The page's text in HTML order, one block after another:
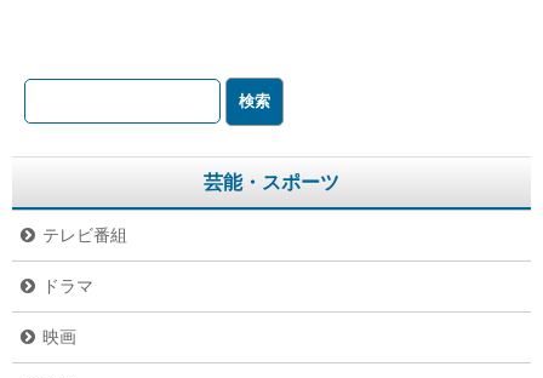
芸能・スポーツ
テレビ番組
ドラマ
映画